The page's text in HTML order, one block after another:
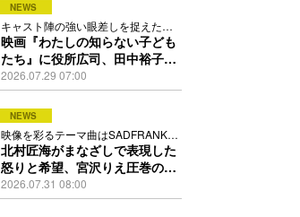
NEWS
キャスト陣の強い眼差しを捉えたポ
スター、本予告も解禁
映画『わたしの知らない子ども
たち』に役所広司、田中裕子、
岡田准一、吉田羊、坂東龍汰ら
13人
2026.07.29 07:00
NEWS
映像を彩るテーマ曲はSADFRANKが
歌う「愛の讃歌」カバー
北村匠海がまなざしで表現した
怒りと希望、宮沢りえ圧巻の演
技が光る『しびれ』90秒予告解
禁
2026.07.31 08:00